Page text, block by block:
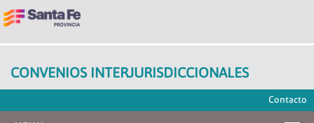
CONVENIOS INTERJURISDICCIONALES
Contacto